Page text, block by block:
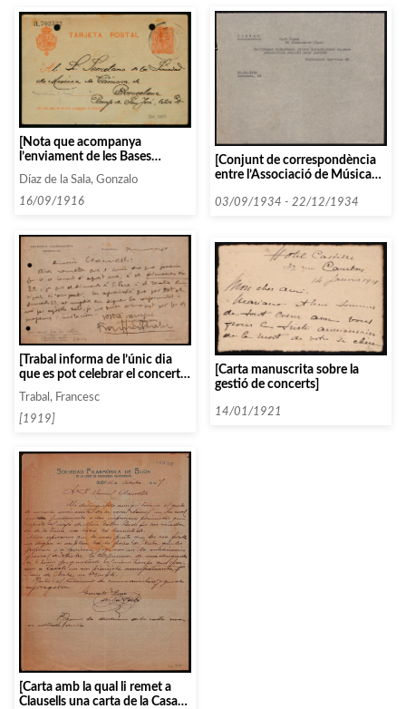
[Nota que acompanya
l’enviament de les Bases
reformades de la Unión]
Díaz de la Sala, Gonzalo
16/09/1916
[Conjunt de correspondència
entre l’Associació de Música
entitats que comencen amb la
03/09/1934 - 22/12/1934
[Trabal informa de l’únic dia
que es pot celebrar el concert
Trabal, Francesc
[1919]
[Carta manuscrita sobre la
gestió de concerts]
14/01/1921
[Carta amb la qual li remet a
Clausells una carta de la Casa